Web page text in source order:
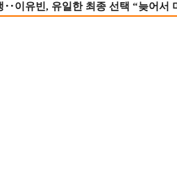
‥이유빈, 유일한 최종 선택 “늦어서